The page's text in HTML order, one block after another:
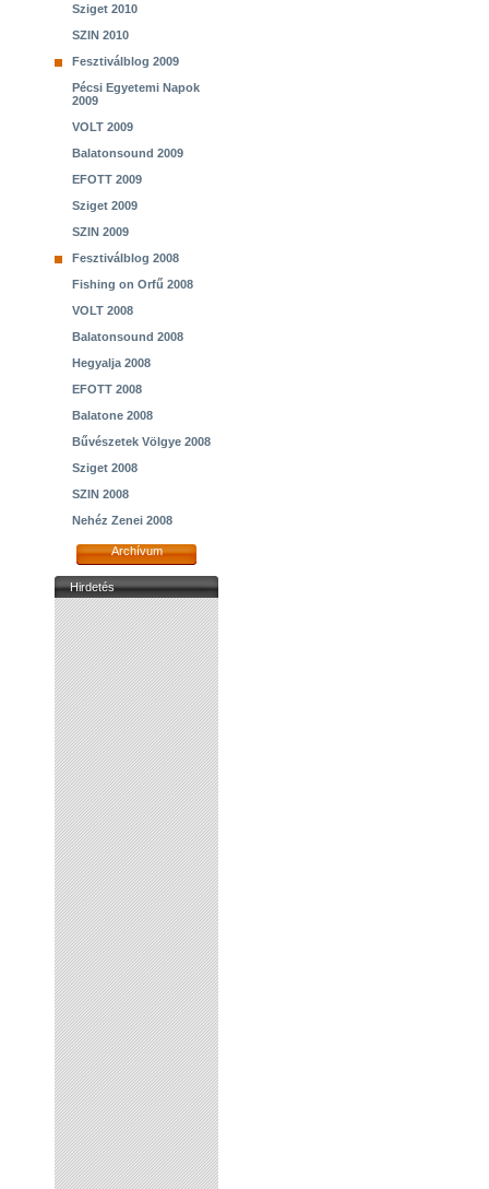
Sziget 2010
SZIN 2010
Fesztiválblog 2009
Pécsi Egyetemi Napok
2009
VOLT 2009
Balatonsound 2009
EFOTT 2009
Sziget 2009
SZIN 2009
Fesztiválblog 2008
Fishing on Orfű 2008
VOLT 2008
Balatonsound 2008
Hegyalja 2008
EFOTT 2008
Balatone 2008
Bűvészetek Völgye 2008
Sziget 2008
SZIN 2008
Nehéz Zenei 2008
Archívum
Hirdetés